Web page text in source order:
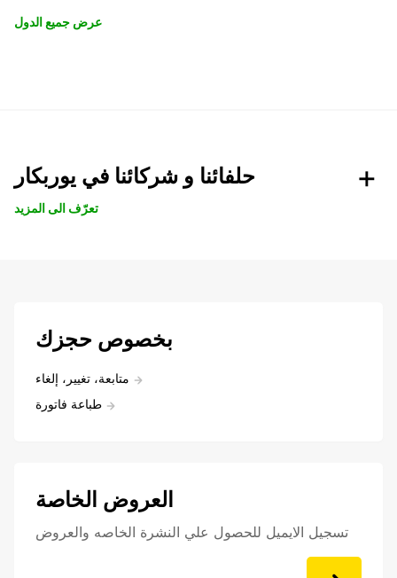
عرض جميع الدول
حلفائنا و شركائنا في يوربكار
تعرّف الى المزيد
بخصوص حجزك
متابعة، تغيير، إلغاء
طباعة فاتورة
العروض الخاصة
تسجيل الايميل للحصول علي النشرة الخاصه والعروض